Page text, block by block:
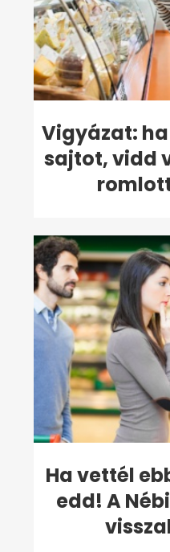
Vigyázat:
sajtot, vidd
Ha vettél
edd! A